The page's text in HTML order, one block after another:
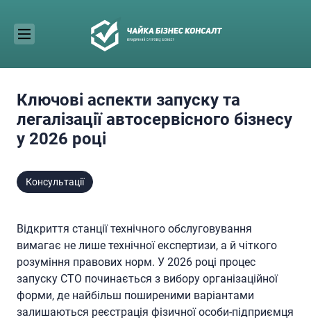
content
Ключові аспекти запуску та
легалізації автосервісного бізнесу
у 2026 році
Консультації
Відкриття станції технічного обслуговування
вимагає не лише технічної експертизи, а й чіткого
розуміння правових норм. У 2026 році процес
запуску СТО починається з вибору організаційної
форми, де найбільш поширеними варіантами
залишаються реєстрація фізичної особи-підприємця